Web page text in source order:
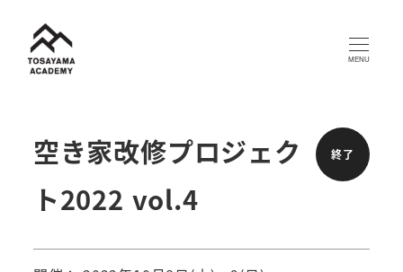
MENU
空き家改修プロジェク
ト2022 vol.4
終了